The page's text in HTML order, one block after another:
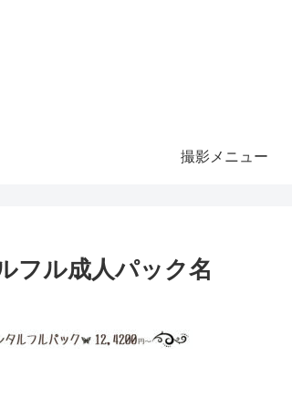
撮影メニュー
フル成人パック名